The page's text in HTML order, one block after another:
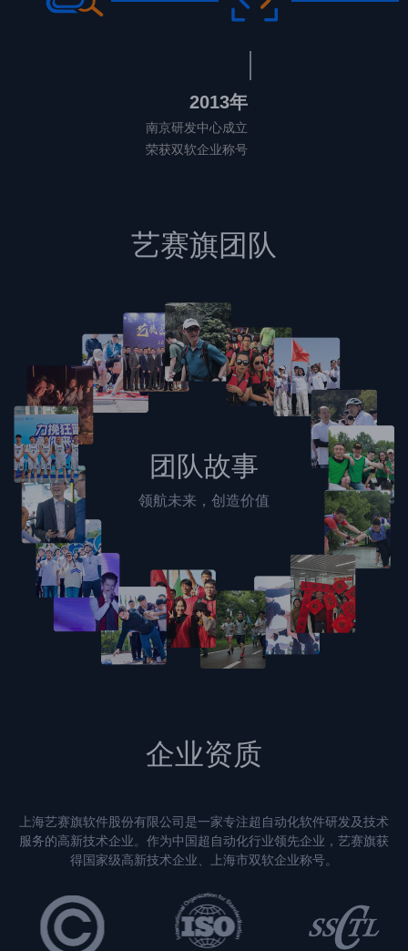
2013年
南京研发中心成立
荣获双软企业称号
艺赛旗团队
团队故事
领航未来，创造价值
企业资质
上海艺赛旗软件股份有限公司是一家专注超自动化软件研发及技术
服务的高新技术企业。作为中国超自动化行业领先企业，艺赛旗获
得国家级高新技术企业、上海市双软企业称号。